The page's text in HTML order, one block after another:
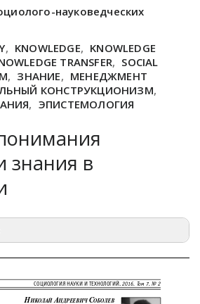
науковедческих
, KNOWLEDGE, KNOWLEDGE
TRANSFER, SOCIAL
, ЗНАНИЕ, МЕНЕДЖМЕНТ
КОНСТРУКЦИОНИЗМ,
, ЭПИСТЕМОЛОГИЯ
знания в